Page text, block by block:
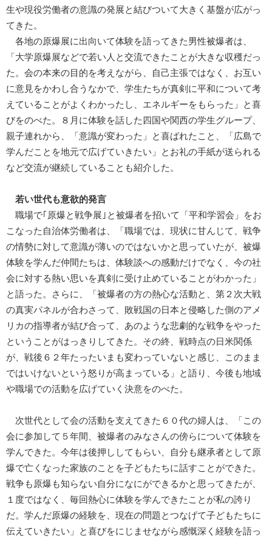
生や現役労働者の意識の発展と結びついて大きく基盤が広がっ
てきた。
各地の原爆展に出向いて体験を語ってきた男性被爆者は、
「大学原爆展などで若い人と交流できたことが大きな収穫だっ
た。会の本来の目的を考えながら、自己主張ではなく、お互い
に意見をかわし合うなかで、学生たちが真剣に平和について考
えていることがよくわかったし、エネルギーをもらった」と喜
びをのべた。８月に体験を話した四国や関西の学生グループ、
親子連れから、「意識が変わった」と喜ばれたこと、「広島で
学んだことを地元で広げていきたい」とお礼の手紙が送られる
など交流が継続していることも紹介した。
若い世代も意欲的発言
職場で｢原爆と戦争展｣と被爆者を招いて「平和学習会」をお
こなった自治体労働者は、「職場では、現状に甘んじて、戦争
の情勢に対して意識が薄いのではないかと思っていたが、被爆
体験を学んだ仲間たちは、体験談への感動だけでなく、今の社
会に対する熱い思いを真剣に受け止めていることがわかった」
と語った。さらに、「被爆者の方の熱心な活動と、第２次大戦
の真実パネルが合わさって、敗戦国の日本と侵略した側のアメ
リカの指導者が結び合って、あのような悲劇的な戦争をやった
ということがはっきりしてきた。その終、戦時点の日米関係
が、戦後６２年たったいまも変わっていないと感じ、このまま
ではいけないという怒りが高まっている」と語り、今後も地域
や職場での活動を広げていく決意をのべた。
次世代として会の活動を支えてきた６０代の婦人は、「この
会に参加して５年間、被爆者のみなさんの傍らについて体験を
学んできた。今年は後押ししてもらい、自分も継承者として原
爆で亡くなった家族のことを子どもたちに話すことができた。
戦争も原爆も知らない自分になにができるかと思ってきたが、
１度ではなく、毎回熱心に体験を学んできたことが私の誇り
だ。学んだ原爆の経験を、現在の問題とつなげて子どもたちに
伝えていきたい」と喜びをにじませながら感慨深く経験を語っ